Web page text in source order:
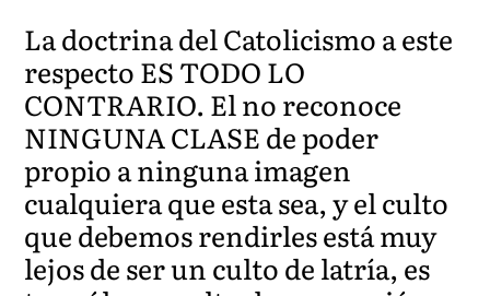
La doctrina del Catolicismo a este
respecto ES TODO LO
CONTRARIO. El no reconoce
NINGUNA CLASE de poder
propio a ninguna imagen
cualquiera que esta sea, y el culto
que debemos rendirles está muy
lejos de ser un culto de latría, es